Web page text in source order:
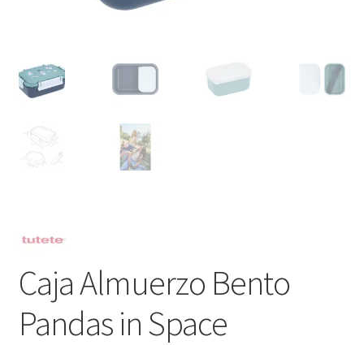
Caja Almuerzo Bento
Pandas in Space